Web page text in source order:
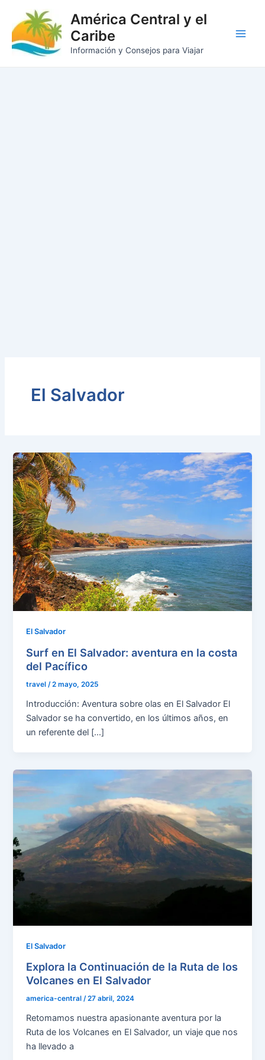
contenido
América Central y el
Caribe
Información y Consejos para Viajar
El Salvador
El Salvador
Surf en El Salvador: aventura en la costa
del Pacífico
travel/2 mayo, 2025
Introducción: Aventura sobre olas en El Salvador El
Salvador se ha convertido, en los últimos años, en
un referente del […]
El Salvador
Explora la Continuación de la Ruta de los
Volcanes en El Salvador
america-central/27 abril, 2024
Retomamos nuestra apasionante aventura por la
Ruta de los Volcanes en El Salvador, un viaje que nos
ha llevado a